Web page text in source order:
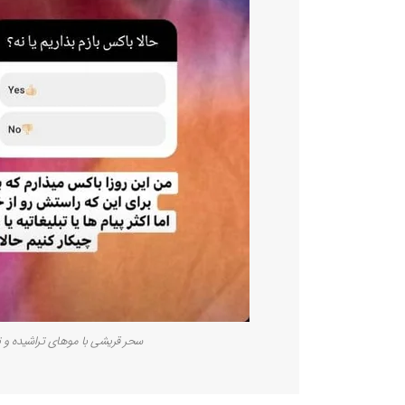
سحر قریشی با موهای تراشیده